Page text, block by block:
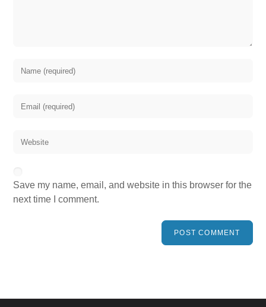
Save my name, email, and website in this browser for the
next time I comment.